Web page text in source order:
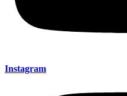
Instagram